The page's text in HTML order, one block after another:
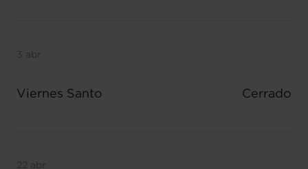
3 abr
Viernes Santo Cerrado
22 abr